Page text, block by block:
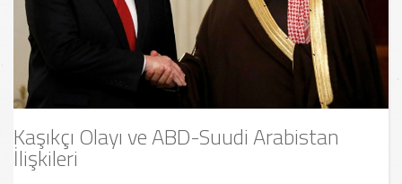
Kaşıkçı Olayı ve ABD-Suudi Arabistan
İlişkileri